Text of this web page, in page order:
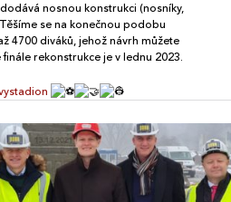
nosnou konstrukci (nosníky,
se na konečnou podobu
4700 diváků, jehož návrh můžete
rekonstrukce je v lednu 2023.